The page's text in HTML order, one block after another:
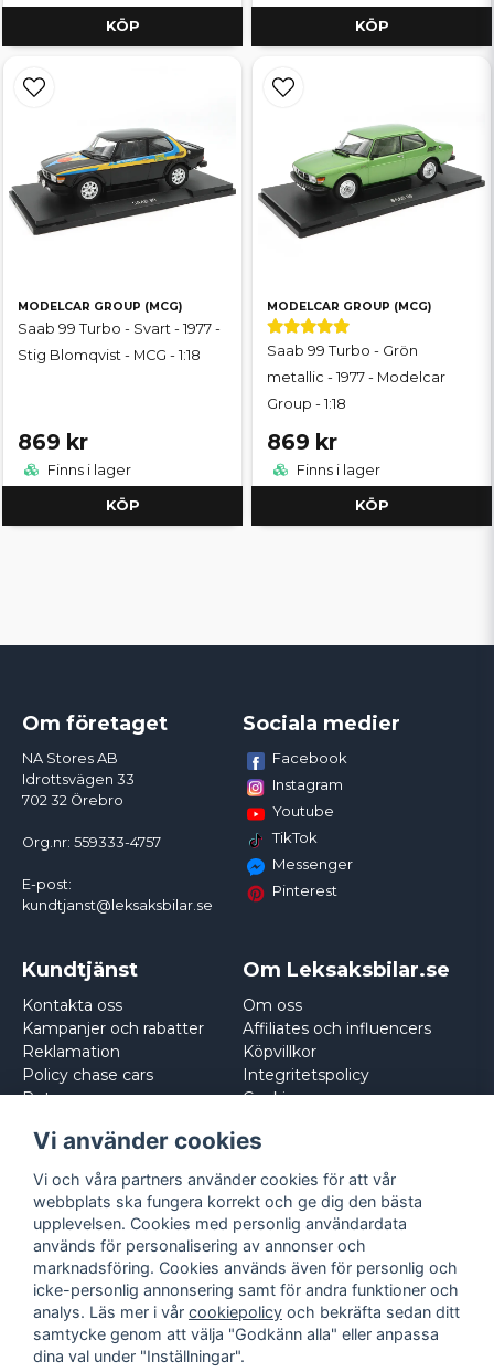
KÖP KÖP
MODELCAR GROUP (MCG)
Saab 99 Turbo - Svart - 1977 -
Stig Blomqvist - MCG - 1:18
869 kr
Finns i lager
KÖP
MODELCAR GROUP (MCG)
Saab 99 Turbo - Grön
metallic - 1977 - Modelcar
Group - 1:18
869 kr
Finns i lager
KÖP
Om företaget
NA Stores AB
Idrottsvägen 33
702 32 Örebro
Org.nr: 559333-4757
E-post:
kundtjanst@leksaksbilar.se
Sociala medier
Facebook
Instagram
Youtube
TikTok
Messenger
Pinterest
Kundtjänst
Kontakta oss
Kampanjer och rabatter
Reklamation
Policy chase cars
Returnera
Om Leksaksbilar.se
Om oss
Affiliates och influencers
Köpvillkor
Integritetspolicy
Cookies
Vi använder cookies
Vi och våra partners använder cookies för att vår
webbplats ska fungera korrekt och ge dig den bästa
upplevelsen. Cookies med personlig användardata
används för personalisering av annonser och
marknadsföring. Cookies används även för personlig och
icke-personlig annonsering samt för andra funktioner och
analys. Läs mer i vår cookiepolicy och bekräfta sedan ditt
samtycke genom att välja "Godkänn alla" eller anpassa
dina val under "Inställningar".